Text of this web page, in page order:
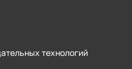
технологий